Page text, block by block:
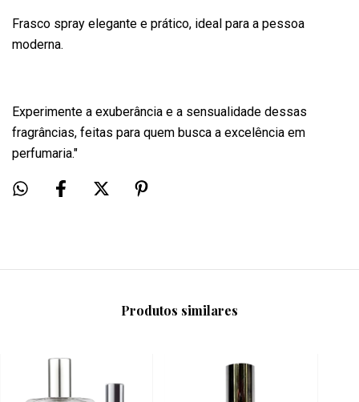
Frasco spray elegante e prático, ideal para a pessoa
moderna.
Experimente a exuberância e a sensualidade dessas
fragrâncias, feitas para quem busca a excelência em
perfumaria."
Produtos similares